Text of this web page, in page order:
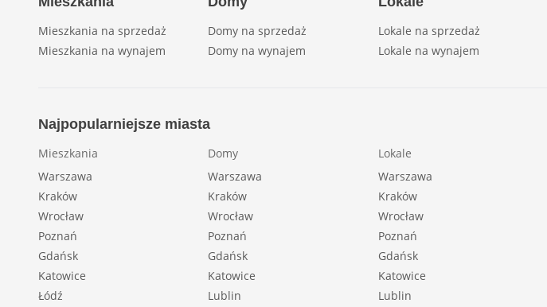
Mieszkania na sprzedaż
Mieszkania na wynajem
Domy na sprzedaż
Domy na wynajem
Lokale na sprzedaż
Lokale na wynajem
Najpopularniejsze miasta
Mieszkania
Warszawa
Kraków
Wrocław
Poznań
Gdańsk
Katowice
Łódź
Domy
Warszawa
Kraków
Wrocław
Poznań
Gdańsk
Katowice
Lublin
Lokale
Warszawa
Kraków
Wrocław
Poznań
Gdańsk
Katowice
Lublin